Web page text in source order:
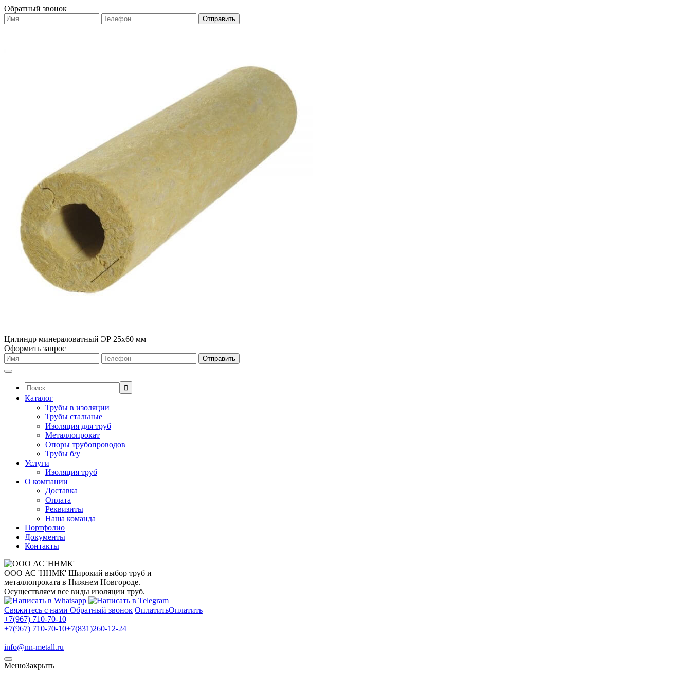
Обратный звонок
Цилиндр минераловатный ЭР 25х60 мм
Оформить запрос
Поиск:
Каталог
Трубы в изоляции
Трубы стальные
Изоляция для труб
Металлопрокат
Опоры трубопроводов
Трубы б/у
Услуги
Изоляция труб
О компании
Доставка
Оплата
Реквизиты
Наша команда
Портфолио
Документы
Контакты
ООО АС 'ННМК' Широкий выбор труб и
металлопроката в Нижнем Новгороде.
Осуществляем все виды изоляции труб.
Свяжитесь с нами Обратный звонок ОплатитьОплатить
+7(967) 710-70-10
+7(967) 710-70-10+7(831)260-12-24
info@nn-metall.ru
МенюЗакрыть